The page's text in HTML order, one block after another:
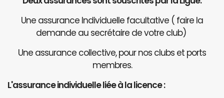
Une assurance Individuelle facultative ( faire la
demande au secrétaire de votre club)
Une assurance collective, pour nos clubs et ports
membres.
L'assurance individuelle liée à la licence :